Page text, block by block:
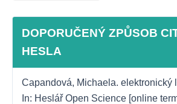
DOPORUČENÝ ZPŮSOB
HESLA
Capandová, Michaela. elektronický
In: Heslář Open Science [online